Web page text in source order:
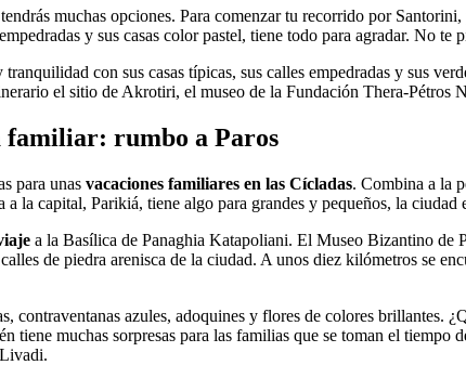
muchas opciones. Para comenzar tu recorrido por
y sus casas color pastel, tiene todo para agradar. No
con sus casas típicas, sus calles empedradas y sus
el sitio de Akrotiri, el museo de la Fundación Thera-Pétros
familiar: rumbo a Paros
para unas vacaciones familiares en las Cícladas. Combina a la
a la capital, Parikiá, tiene algo para grandes y pequeños, la
a la Basílica de Panaghia Katapoliani. El Museo Bizantino de
de piedra arenisca de la ciudad. A unos diez kilómetros se
contraventanas azules, adoquines y flores de colores
tiene muchas sorpresas para las familias que se toman el tiempo